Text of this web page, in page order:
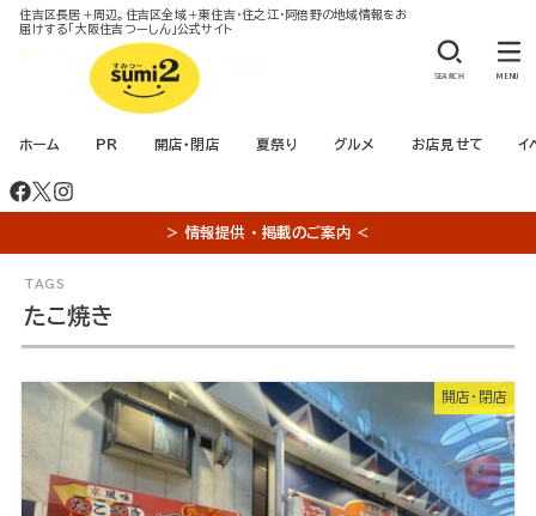
住吉区長居＋周辺。住吉区全域＋東住吉・住之江・阿倍野の地域情報をお
届けする「大阪住吉つーしん」公式サイト
ホーム PR 開店・閉店 夏祭り グルメ お店見せて イ
SEARCH MENU
＞ 情報提供 ・ 掲載のご案内 ＜
たこ焼き
開店・閉店